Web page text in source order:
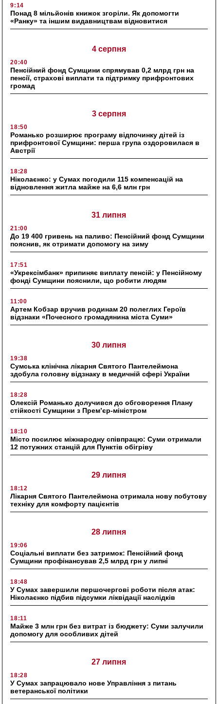
9:14
Понад 8 мільйонів книжок згоріли. Як допомогти
«Ранку» та іншим видавництвам відновитися
4 серпня
20:40
Пенсійний фонд Сумщини спрямував 0,2 млрд грн на
пенсії, страхові виплати та підтримку прифронтових
громад
3 серпня
18:50
Романько розширює програму відпочинку дітей із
прифронтової Сумщини: перша група оздоровилася в
Австрії
18:28
Ніколаєнко: у Сумах погодили 115 компенсацій на
відновлення житла майже на 6,6 млн грн
31 липня
21:00
До 19 400 гривень на паливо: Пенсійний фонд Сумщини
пояснив, як отримати допомогу на зиму
17:51
«Укрексімбанк» припиняє виплату пенсій: у Пенсійному
фонді Сумщини пояснили, що робити людям
11:00
Артем Кобзар вручив родинам 20 полеглих Героїв
відзнаки «Почесного громадянина міста Суми»
30 липня
19:38
Сумська клінічна лікарня Святого Пантелеймона
здобула головну відзнаку в медичній сфері України
18:28
Олексій Романько долучився до обговорення Плану
стійкості Сумщини з Прем’єр-міністром
18:10
Місто посилює міжнародну співпрацю: Суми отримали
12 потужних станцій для Пунктів обігріву
29 липня
18:12
Лікарня Святого Пантелеймона отримала нову побутову
техніку для комфорту пацієнтів
28 липня
19:06
Соціальні виплати без затримок: Пенсійний фонд
Сумщини профінансував 2,5 млрд грн у липні
18:48
У Сумах завершили першочергові роботи після атак:
Ніколаєнко підбив підсумки ліквідації наслідків
18:11
Майже 3 млн грн без витрат із бюджету: Суми залучили
допомогу для особливих дітей
27 липня
18:28
У Сумах запрацювало нове Управління з питань
ветеранської політики